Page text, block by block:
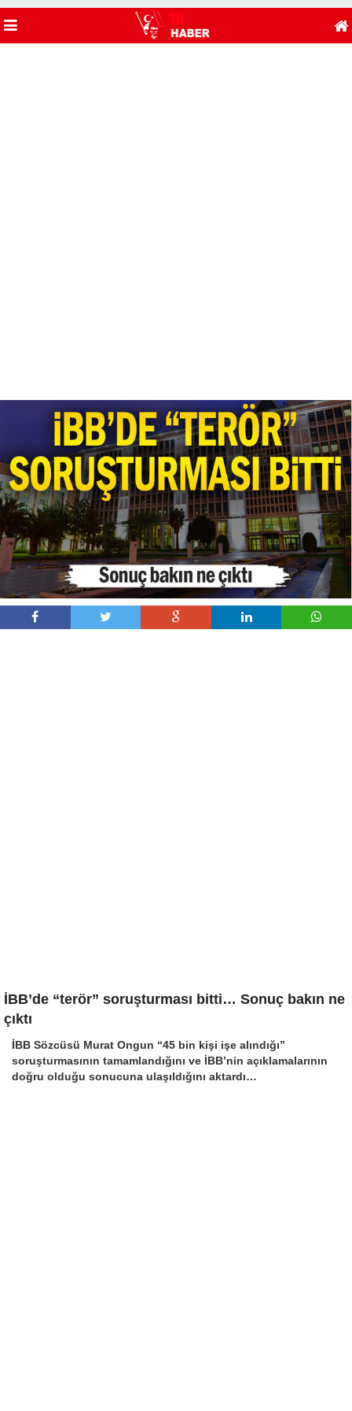
İBB’de “terör” soruşturması bitti… Sonuç bakın ne
çıktı
İBB Sözcüsü Murat Ongun “45 bin kişi işe alındığı”
soruşturmasının tamamlandığını ve İBB’nin açıklamalarının
doğru olduğu sonucuna ulaşıldığını aktardı…